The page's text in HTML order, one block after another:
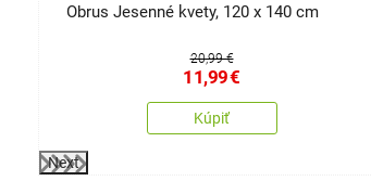
Obrus Jesenné kvety, 120 x 140 cm
20,99 €
11,99€
Kúpiť
Next